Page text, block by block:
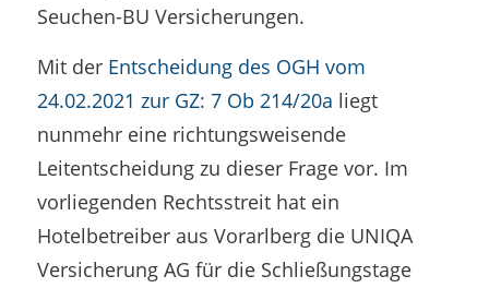
Seuchen-BU Versicherungen.
Mit der Entscheidung des OGH vom
24.02.2021 zur GZ: 7 Ob 214/20a liegt
nunmehr eine richtungsweisende
Leitentscheidung zu dieser Frage vor. Im
vorliegenden Rechtsstreit hat ein
Hotelbetreiber aus Vorarlberg die UNIQA
Versicherung AG für die Schließungstage